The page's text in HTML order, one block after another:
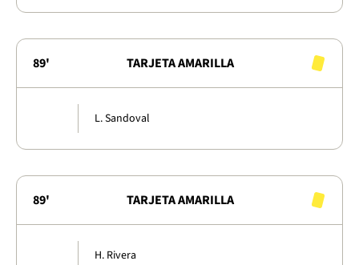
89' TARJETA AMARILLA
L. Sandoval
89' TARJETA AMARILLA
H. Rivera